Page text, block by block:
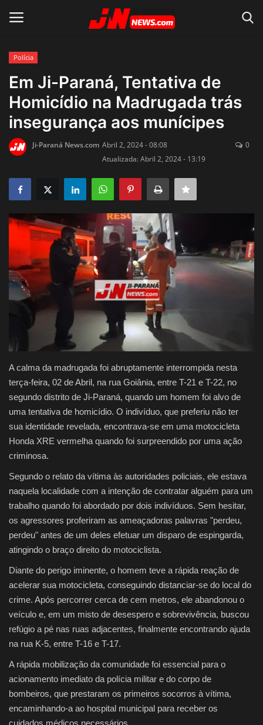
Home
Contato
Notícias do Mundo
Polícia
Política
Justiça
Educação
Saúde
Galeria
Polícia
Em Ji-Paraná, Tentativa de
Homicídio na Madrugada trás
insegurança aos munícipes
Ji-Paraná News.com Abril 2, 2024 - 08:08
Atualizada: Abril 2, 2024 - 13:19
0
A calma da madrugada foi abruptamente interrompida nesta
terça-feira, 02 de Abril, na rua Goiânia, entre T-21 e T-22, no
segundo distrito de Ji-Paraná, quando um homem foi alvo de
uma tentativa de homicídio. O indivíduo, que preferiu não ter
sua identidade revelada, encontrava-se em uma motocicleta
Honda XRE vermelha quando foi surpreendido por uma ação
criminosa.
Segundo o relato da vítima às autoridades policiais, ele estava
naquela localidade com a intenção de contratar alguém para um
trabalho quando foi abordado por dois indivíduos. Sem hesitar,
os agressores proferiram as ameaçadoras palavras "perdeu,
perdeu" antes de um deles efetuar um disparo de espingarda,
atingindo o braço direito do motociclista.
Diante do perigo iminente, o homem teve a rápida reação de
acelerar sua motocicleta, conseguindo distanciar-se do local do
crime. Após percorrer cerca de cem metros, ele abandonou o
veículo e, em um misto de desespero e sobrevivência, buscou
refúgio a pé nas ruas adjacentes, finalmente encontrando ajuda
na rua K-5, entre T-16 e T-17.
A rápida mobilização da comunidade foi essencial para o
acionamento imediato da polícia militar e do corpo de
bombeiros, que prestaram os primeiros socorros à vítima,
encaminhando-a ao hospital municipal para receber os
cuidados médicos necessários.